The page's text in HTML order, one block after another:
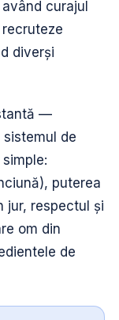
curajul
diverși
—
sistemul de
puterea
jur, respectul și
om din
de